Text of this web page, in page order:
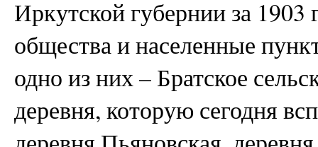
Иркутской губернии за 1903
общества и населенные
одно из них – Братское
деревня, которую сегодня